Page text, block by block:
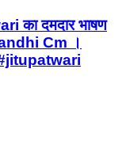
का दमदार भाषण
Cm ।